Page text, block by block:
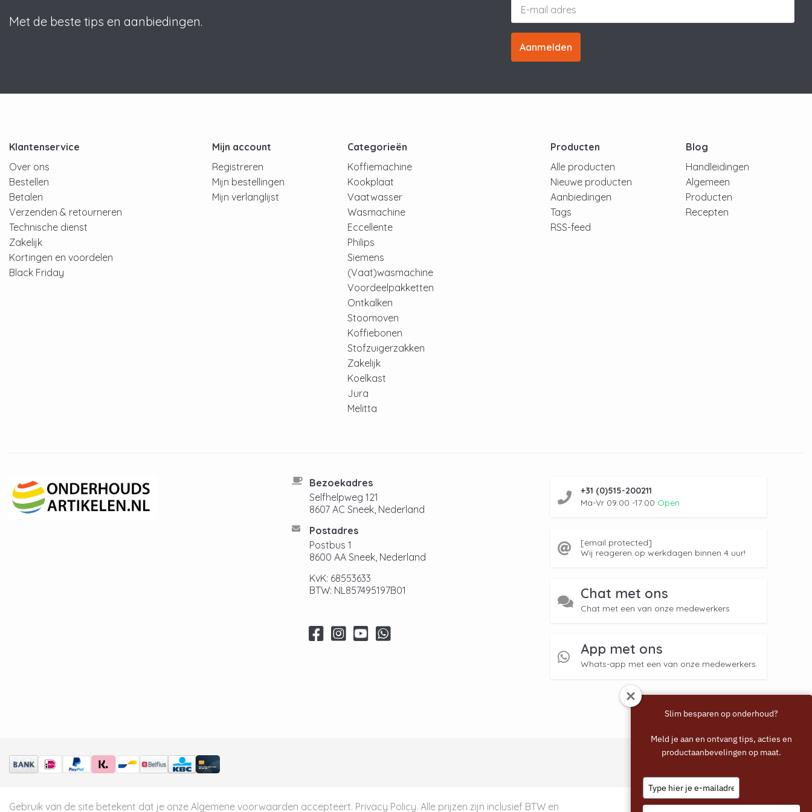
Met de beste tips en aanbiedingen.
Aanmelden
Klantenservice
Over ons
Bestellen
Betalen
Verzenden & retourneren
Technische dienst
Zakelijk
Kortingen en voordelen
Black Friday
Mijn account
Registreren
Mijn bestellingen
Mijn verlanglijst
Categorieën
Koffiemachine
Kookplaat
Vaatwasser
Wasmachine
Eccellente
Philips
Siemens
(Vaat)wasmachine
Voordeelpakketten
Ontkalken
Stoomoven
Koffiebonen
Stofzuigerzakken
Zakelijk
Koelkast
Jura
Melitta
Producten
Alle producten
Nieuwe producten
Aanbiedingen
Tags
RSS-feed
Blog
Handleidingen
Algemeen
Producten
Recepten
Bezoekadres
Selfhelpweg 121
8607 AC Sneek, Nederland
Postadres
Postbus 1
8600 AA Sneek, Nederland
KvK: 68553633
BTW: NL857495197B01
+31 (0)515-200211
Ma-Vr 09:00 -17:00 Open
[email protected]
Wij reageren op werkdagen binnen 4 uur!
Chat met ons
Chat met een van onze medewerkers
App met ons
Whats-app met een van onze medewerkers.
Gebruik van de site betekent dat je onze Algemene voorwaarden accepteert. Privacy Policy. Alle prijzen zijn inclusief BTW en
Slim besparen op onderhoud?
Meld je aan en ontvang tips, acties en
productaanbevelingen op maat.
your
email